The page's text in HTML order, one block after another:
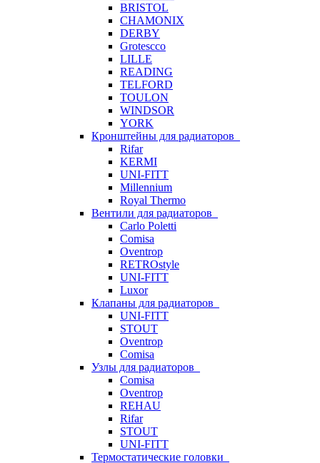
BRISTOL
CHAMONIX
DERBY
Grotescco
LILLE
READING
TELFORD
TOULON
WINDSOR
YORK
Кронштейны для радиаторов
Rifar
KERMI
UNI-FITT
Millennium
Royal Thermo
Вентили для радиаторов
Carlo Poletti
Comisa
Oventrop
RETROstyle
UNI-FITT
Luxor
Клапаны для радиаторов
UNI-FITT
STOUT
Oventrop
Comisa
Узлы для радиаторов
Comisa
Oventrop
REHAU
Rifar
STOUT
UNI-FITT
Термостатические головки